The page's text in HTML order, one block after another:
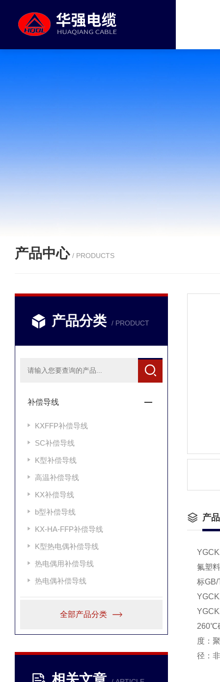
产品中心 / PRODUCTS
产品分类 / PRODUCT
补偿导线
KXFFP补偿导线
SC补偿导线
K型补偿导线
高温补偿导线
KX补偿导线
b型补偿导线
KX-HA-FFP补偿导线
K型热电偶补偿导线
热电偶用补偿导线
热电偶补偿导线
全部产品分类
产
氟塑
标GB/
260℃
度：
径：